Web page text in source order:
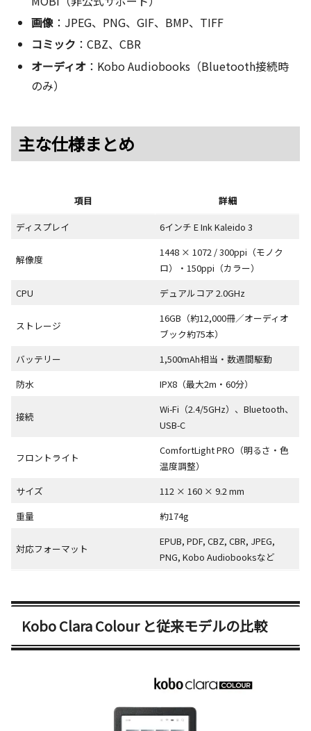
画像 ：JPEG、PNG、GIF、BMP、TIFF
コミック ：CBZ、CBR
オーディオ ：Kobo Audiobooks（Bluetooth接続時
のみ）
主な仕様まとめ
項目
詳細
ディスプレイ
6インチ E Ink Kaleido 3
解像度
1448 × 1072 / 300ppi（モノク
ロ）・150ppi（カラー）
CPU
デュアルコア 2.0GHz
ストレージ
16GB（約12,000冊／オーディオ
ブック約75本）
バッテリー
1,500mAh相当・数週間駆動
防水
IPX8（最大2m・60分）
接続
Wi-Fi（2.4/5GHz）、Bluetooth、
USB-C
フロントライト
ComfortLight PRO（明るさ・色
温度調整）
サイズ
112 × 160 × 9.2 mm
重量
約174g
対応フォーマット
EPUB, PDF, CBZ, CBR, JPEG,
PNG, Kobo Audiobooksなど
Kobo Clara Colour と従来モデルの比較